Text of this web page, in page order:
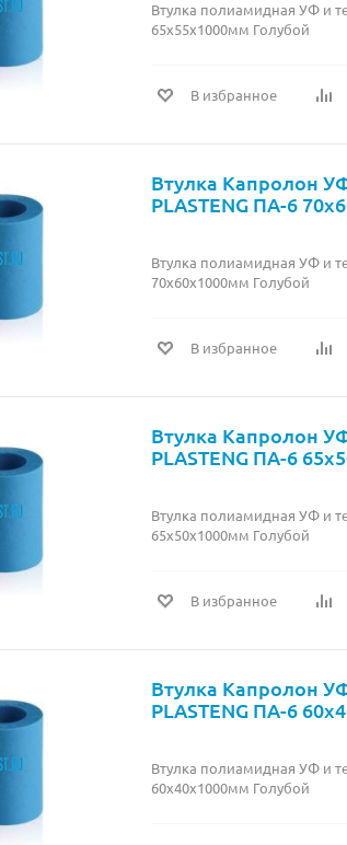
Втулка полиамидная УФ и
65х55х1000мм Голубой
В избранное
Втулка Капролон
PLASTENG ПА-6
Втулка полиамидная УФ и
70х60х1000мм Голубой
В избранное
Втулка Капролон
PLASTENG ПА-6
Втулка полиамидная УФ и
65х50х1000мм Голубой
В избранное
Втулка Капролон
PLASTENG ПА-6
Втулка полиамидная УФ и
60х40х1000мм Голубой